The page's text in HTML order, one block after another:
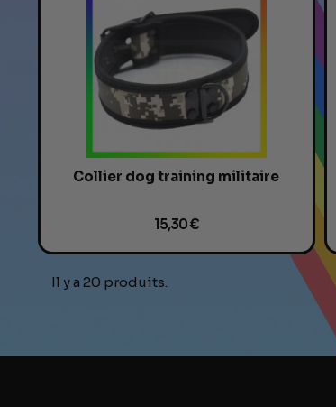
Collier dog training militaire
15,30 €
Il y a 20 produits.